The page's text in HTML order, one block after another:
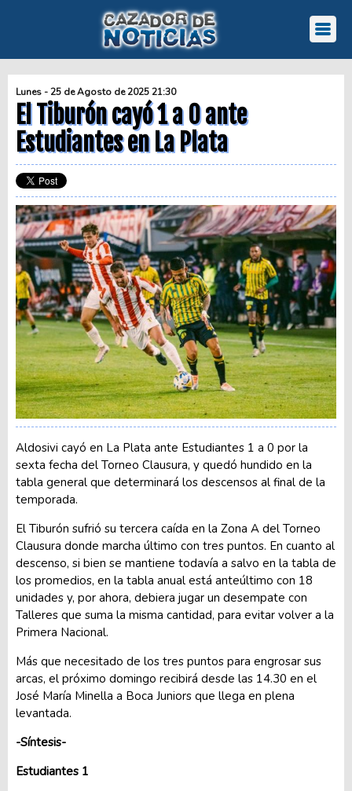
Lunes - 25 de Agosto de 2025 21:30
El Tiburón cayó 1 a 0 ante
Estudiantes en La Plata
Aldosivi cayó en La Plata ante Estudiantes 1 a 0 por la
sexta fecha del Torneo Clausura, y quedó hundido en la
tabla general que determinará los descensos al final de la
temporada.
El Tiburón sufrió su tercera caída en la Zona A del Torneo
Clausura donde marcha último con tres puntos. En cuanto al
descenso, si bien se mantiene todavía a salvo en la tabla de
los promedios, en la tabla anual está anteúltimo con 18
unidades y, por ahora, debiera jugar un desempate con
Talleres que suma la misma cantidad, para evitar volver a la
Primera Nacional.
Más que necesitado de los tres puntos para engrosar sus
arcas, el próximo domingo recibirá desde las 14.30 en el
José María Minella a Boca Juniors que llega en plena
levantada.
-Síntesis-
Estudiantes 1